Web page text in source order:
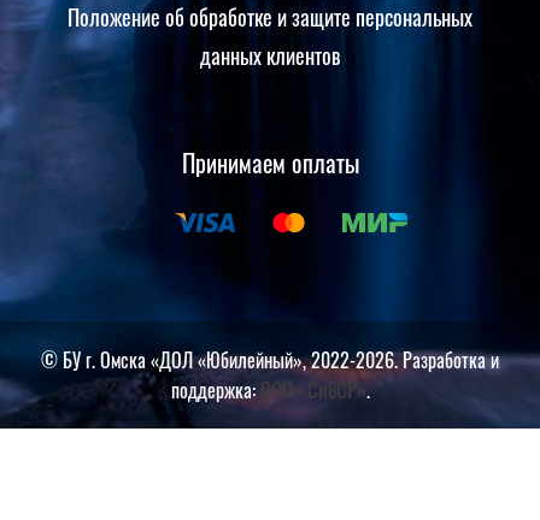
Положение об обработке и защите персональных
данных клиентов
Принимаем оплаты
© БУ г. Омска «ДОЛ «Юбилейный», 2022-2026. Разработка и
поддержка:ООО «СибСР».